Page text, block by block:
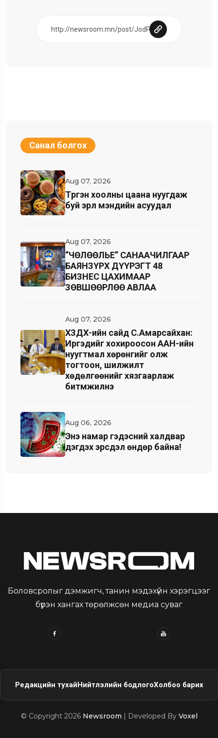
Санал болгох
Aug 07, 2026
Түргэн хоолны цаана нуугдаж
буй эрүүл мэндийн асуудал
Aug 07, 2026
“ЧӨЛӨӨЛЬЕ” САНААЧИЛГААР
БАЯНЗҮРХ ДҮҮРЭГТ 48
БИЗНЕС ЦАХИМААР
ЗӨВШӨӨРЛӨӨ АВЛАА
Aug 07, 2026
ХЗДХ-ийн сайд С.Амарсайхан:
Иргэдийг хохироосон ААН-ийн
нуугтмал хөрөнгийг олж
тогтоон, шилжилт
хөдөлгөөнийг хязгаарлаж
битүүмжилнэ
Aug 06, 2026
Энэ намар гэдэсний халдвар
дэгдэх эрсдэл өндөр байна!
Боловсролыг дэмжигч, танин мэдэхүйн хэрэгцээг
бүрэн хангах төрөлжсөн медиа суваг
Редакцийн тухай Нийтлэлийн бодлогоХолбоо барих
© Copyright 2026 Newsroom | Developed By Voxel